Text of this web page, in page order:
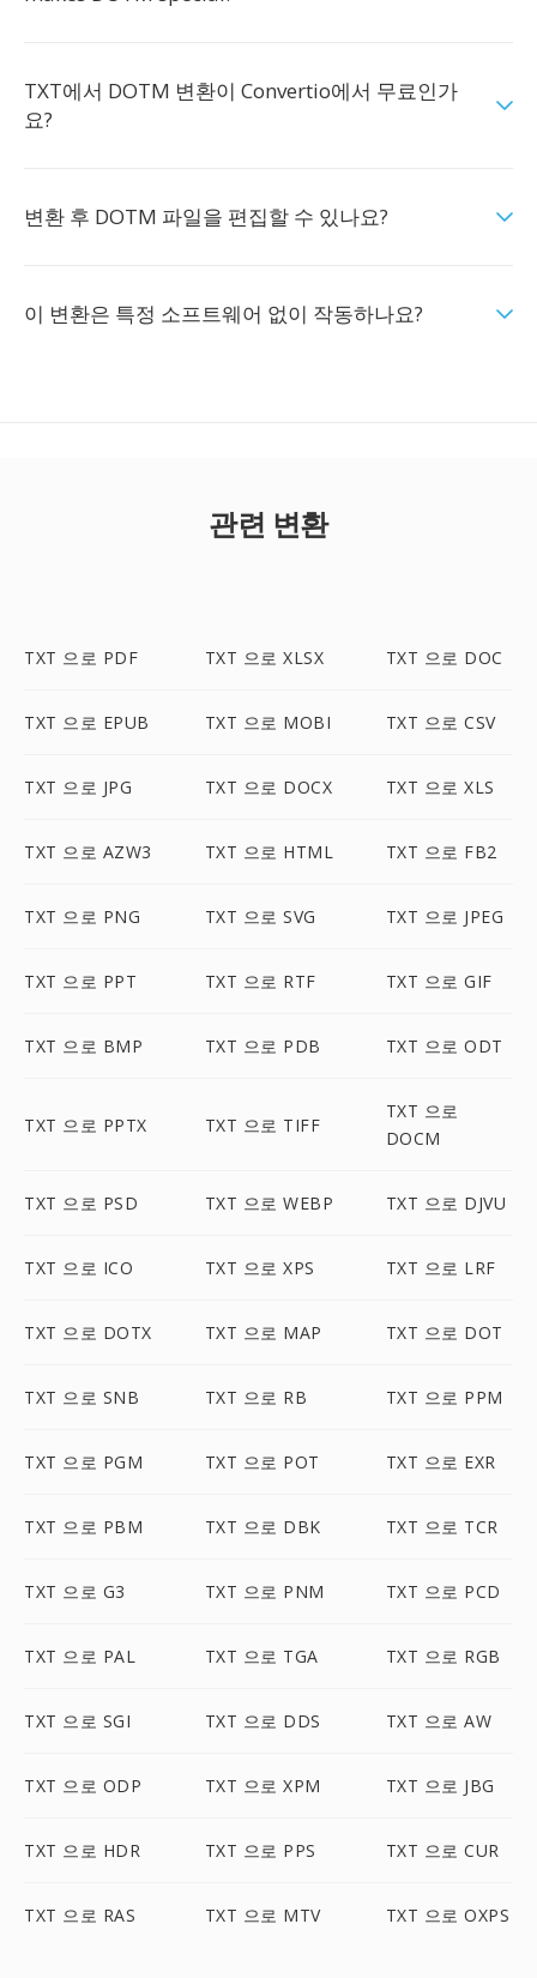
TXT에서 DOTM 변환이 Convertio에서 무료인가
요?
변환 후 DOTM 파일을 편집할 수 있나요?
이 변환은 특정 소프트웨어 없이 작동하나요?
관련 변환
TXT 으로 PDF TXT 으로 XLSX TXT 으로 DOC
TXT 으로 EPUB TXT 으로 MOBI TXT 으로 CSV
TXT 으로 JPG TXT 으로 DOCX TXT 으로 XLS
TXT 으로 AZW3 TXT 으로 HTML TXT 으로 FB2
TXT 으로 PNG TXT 으로 SVG TXT 으로 JPEG
TXT 으로 PPT TXT 으로 RTF TXT 으로 GIF
TXT 으로 BMP TXT 으로 PDB TXT 으로 ODT
TXT 으로 PPTX TXT 으로 TIFF
TXT 으로
DOCM
TXT 으로 PSD TXT 으로 WEBP TXT 으로 DJVU
TXT 으로 ICO TXT 으로 XPS TXT 으로 LRF
TXT 으로 DOTX TXT 으로 MAP TXT 으로 DOT
TXT 으로 SNB TXT 으로 RB TXT 으로 PPM
TXT 으로 PGM TXT 으로 POT TXT 으로 EXR
TXT 으로 PBM TXT 으로 DBK TXT 으로 TCR
TXT 으로 G3 TXT 으로 PNM TXT 으로 PCD
TXT 으로 PAL TXT 으로 TGA TXT 으로 RGB
TXT 으로 SGI TXT 으로 DDS TXT 으로 AW
TXT 으로 ODP TXT 으로 XPM TXT 으로 JBG
TXT 으로 HDR TXT 으로 PPS TXT 으로 CUR
TXT 으로 RAS TXT 으로 MTV TXT 으로 OXPS